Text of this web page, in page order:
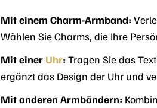
Mit einem Charm-Armband:
Wählen Sie Charms, die Ihre
Mit einer Uhr: Tragen Sie das
ergänzt das Design der Uhr und
Mit anderen Armbändern: